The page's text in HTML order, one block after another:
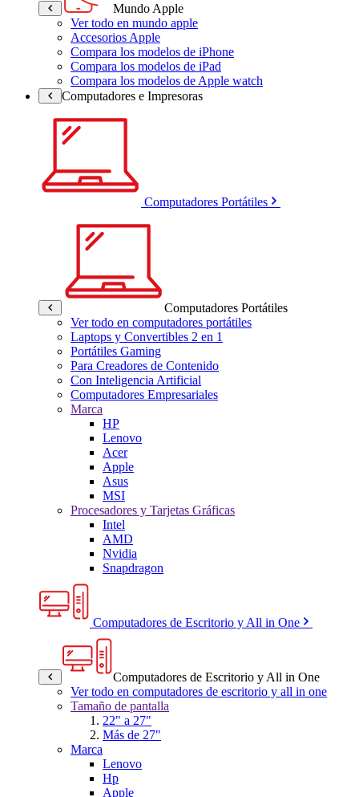
Mundo Apple
Ver todo en mundo apple
Accesorios Apple
Compara los modelos de iPhone
Compara los modelos de iPad
Compara los modelos de Apple watch
Computadores e Impresoras
Computadores Portátiles
Computadores Portátiles
Ver todo en computadores portátiles
Laptops y Convertibles 2 en 1
Portátiles Gaming
Para Creadores de Contenido
Con Inteligencia Artificial
Computadores Empresariales
Marca
HP
Lenovo
Acer
Apple
Asus
MSI
Procesadores y Tarjetas Gráficas
Intel
AMD
Nvidia
Snapdragon
Computadores de Escritorio y All in One
Computadores de Escritorio y All in One
Ver todo en computadores de escritorio y all in one
Tamaño de pantalla
22" a 27"
Más de 27"
Marca
Lenovo
Hp
Apple